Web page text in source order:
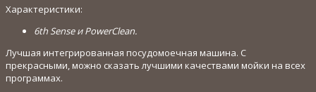
Характеристики:
6th Sense и PowerClean.
Лучшая интегрированная посудомоечная машина. С
прекрасными, можно сказать лучшими качествами мойки на всех
программах.